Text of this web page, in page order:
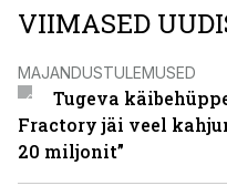
VIIMASED
MAJANDUSTULEMUSED
Tugeva
Fractory jäi veel
20 miljonit”